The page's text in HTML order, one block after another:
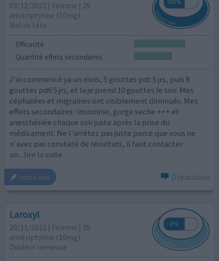
03/12/2022 | Femme | 29
amitriptyline (10mg)
Mal de tête
Efficacité
Quantité effets secondaires
J'ai commencé ya un mois, 5 gouttes pdt 5 jrs, puis 8
gouttes pd6 5 jrs, et la je prend 10 gouttes le soir. Mes
céphalées et migraines ont visiblement diminués. Mes
effets secondaires : insomnie, gorge seche +++ et
anesthésiée chaque soir juste après la prise du
médicament. Ne l'arrêtez pas juste parce que vous ne
n'avez pas constaté de résultats, il faut contacter
un ...lire la suite
votre avis 0 réactions
Laroxyl
20/11/2022 | Femme | 35
amitriptyline (10mg)
Douleur nerveuse